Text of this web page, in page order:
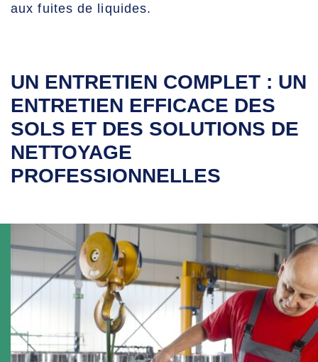
aux fuites de liquides.
UN ENTRETIEN COMPLET : UN
ENTRETIEN EFFICACE DES
SOLS ET DES SOLUTIONS DE
NETTOYAGE
PROFESSIONNELLES